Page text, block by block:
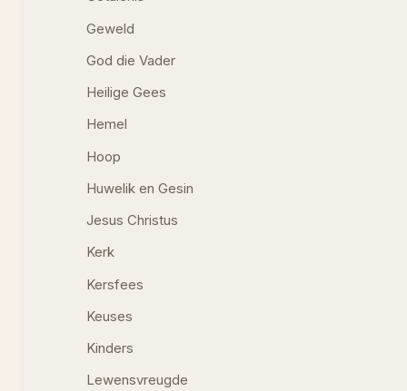
Geweld
God die Vader
Heilige Gees
Hemel
Hoop
Huwelik en Gesin
Jesus Christus
Kerk
Kersfees
Keuses
Kinders
Lewensvreugde